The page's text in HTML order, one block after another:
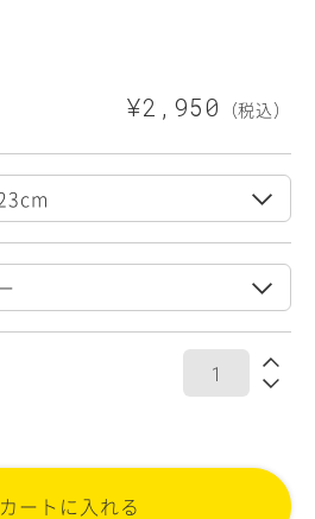
¥2,950 （税込）
カートに入れる